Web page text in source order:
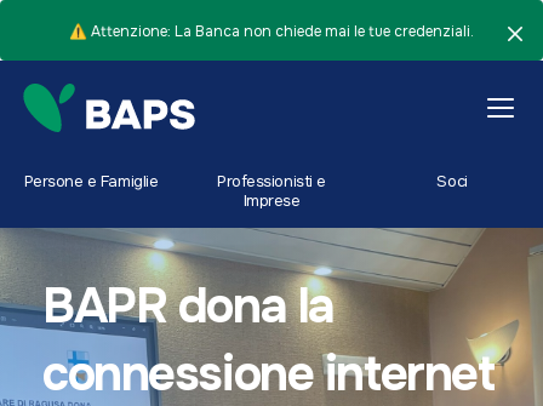
⚠️ Attenzione: La Banca non chiede mai le tue credenziali.
Persone e Famiglie
Professionisti e
Imprese
Soci
BAPR dona la
connessione internet